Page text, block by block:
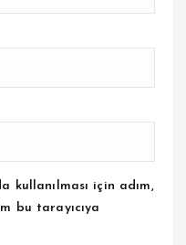
kullanılması için adım,
bu tarayıcıya